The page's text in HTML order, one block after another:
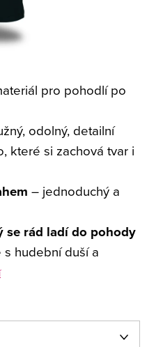
pro pohodlí po
odolný, detailní
které si zachová tvar i
– jednoduchý a
se rád ladí do pohody
hudební duší a